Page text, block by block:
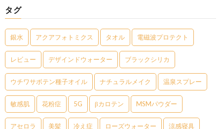
タグ
銀水 アクアフォトミクス タオル 電磁波プロテクト
レビュー デザインドウォーター ブラックシリカ
ウチワサボテン種子オイル ナチュラルメイク 温泉スプレー
敏感肌 花粉症 5G βカロテン MSMパウダー
アセロラ 美髪 冷え症 ローズウォーター 涼感寝具